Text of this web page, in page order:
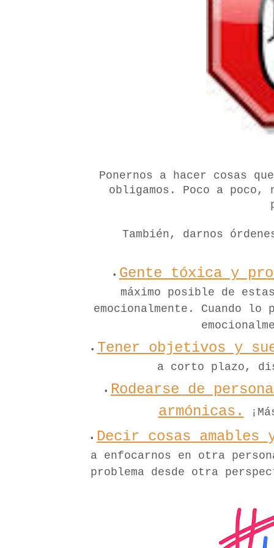
Ponernos a hacer cosas
obligamos. Poco a poco,
También, darnos
Gente tóxica y
máximo posible de
emocionalmente. Cuando
Tener objetivos y
a corto plazo,
Rodearse de
armónicas.
Decir cosas amables
a enfocarnos en otra
problema desde otra